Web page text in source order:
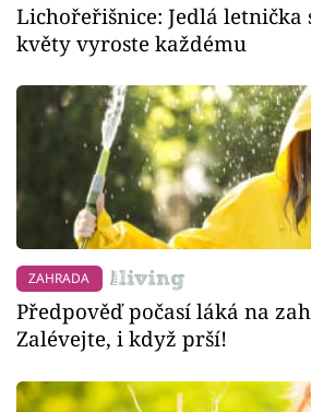
Lichořeřišnice: Jedlá
květy vyroste každému
ZAHRADA
Předpověď počasí láká na
Zalévejte, i když prší!